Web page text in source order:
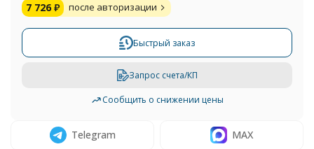
7 726 ₽ после авторизации
Быстрый заказ
Запрос счета/КП
Сообщить о снижении цены
Telegram MAX